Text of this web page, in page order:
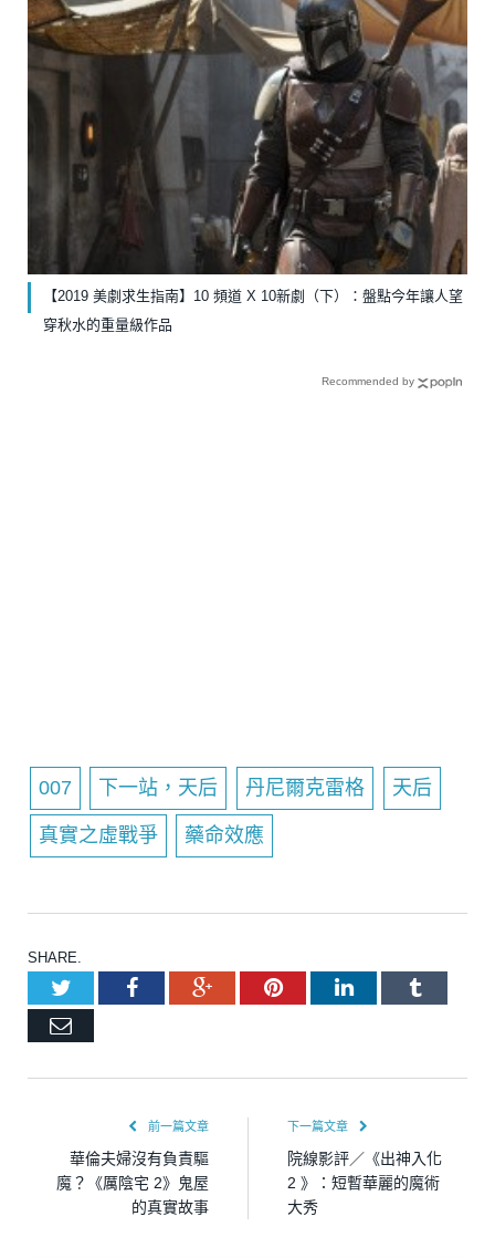
【2019 美劇求生指南】10 頻道 X 10新劇（下）：盤點今年讓人望
穿秋水的重量級作品
Recommended by
007 下一站，天后 丹尼爾克雷格 天后
真實之虛戰爭 藥命效應
SHARE.
TwitterFacebookGoogle+PinterestLinkedInTumblr
Email
前一篇文章
華倫夫婦沒有負責驅
魔？《厲陰宅 2》鬼屋
的真實故事
下一篇文章
院線影評／《出神入化
2 》：短暫華麗的魔術
大秀